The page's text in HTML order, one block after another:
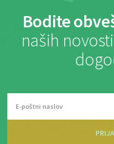
Bodite
naših